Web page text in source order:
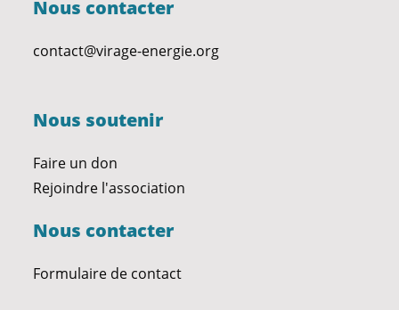
Nous contacter
contact@virage-energie.org
Nous soutenir
Faire un don
Rejoindre l'association
Nous contacter
Formulaire de contact